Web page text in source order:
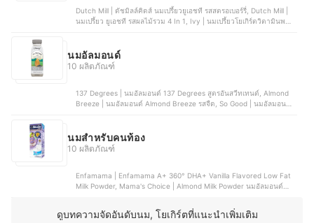
Dutch Mill | ดัชมิลล์คิดส์ นมเปรี้ยวยูเอชที รสสตรอเบอร์รี่, Dutch Mill |
นมเปรี้ยว ยูเอชที รสผลไม้รวม 4 In 1, Ivy | นมเปรี้ยวโยเกิร์ตวิตามินพลัส,
นมอัลมอนด์
10 ผลิตภัณฑ์
137 Degrees | นมอัลมอนด์ 137 Degrees สูตรอันสวีทเทนด์, Almond
Breeze | นมอัลมอนด์ Almond Breeze รสจืด, So Good | นมอัลมอนด์
นมสำหรับคนท้อง
10 ผลิตภัณฑ์
Enfamama | Enfamama A+ 360° DHA+ Vanilla Flavored Low Fat
Milk Powder, Mama's Choice | Almond Milk Powder นมอัลมอนด์
สำหรับคนท้อง, Anlene | Acitifit นมยูเอชที รสจืด ไขมัน 0%, S-26 |
Gold Advance UHT นมกล่อง สูตร 4
ดูบทความจัดอันดับนม, โยเกิร์ตที่แนะนำเพิ่มเติม